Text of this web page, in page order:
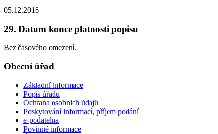
05.12.2016
29. Datum konce platnosti popisu
Bez časového omezení.
Obecní úřad
Základní informace
Popis úřadu
Ochrana osobních údajů
Poskytování informací, příjem podání
e-podatelna
Povinné informace